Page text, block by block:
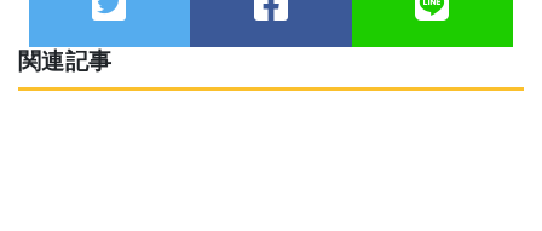
関連記事